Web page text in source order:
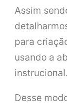
Assim
para
usando a
instrucional.
Desse